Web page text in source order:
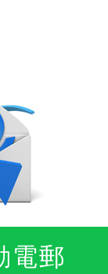
電郵